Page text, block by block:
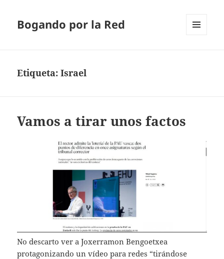
Bogando por la Red
Etiqueta:Israel
Vamos a tirar unos factos
No descarto ver a Joxerramon Bengoetxea
protagonizando un vídeo para redes “tirándose